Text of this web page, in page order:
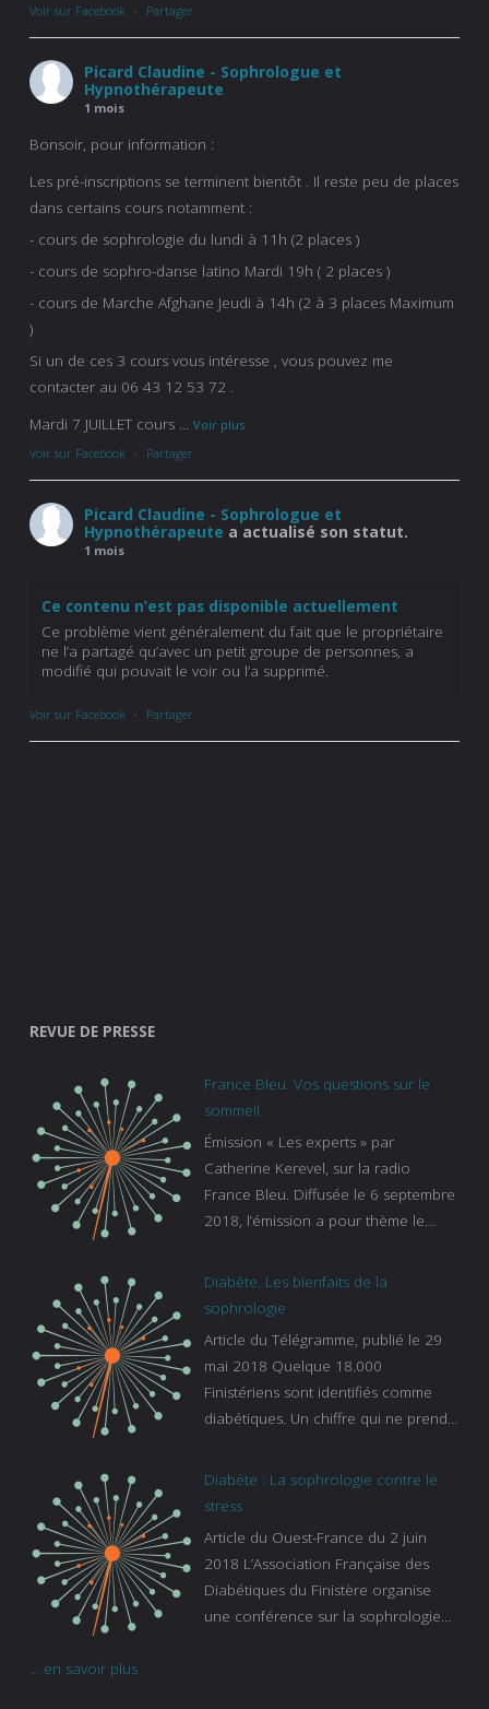
Voir sur Facebook · Partager
Picard Claudine - Sophrologue et
Hypnothérapeute
1 mois
Bonsoir, pour information :
Les pré-inscriptions se terminent bientôt . Il reste peu de places
dans certains cours notamment :
- cours de sophrologie du lundi à 11h (2 places )
- cours de sophro-danse latino Mardi 19h ( 2 places )
- cours de Marche Afghane Jeudi à 14h (2 à 3 places Maximum
)
Si un de ces 3 cours vous intéresse , vous pouvez me
contacter au 06 43 12 53 72 .
Mardi 7 JUILLET cours
Voir plus
Voir sur Facebook
· Partager
Picard Claudine - Sophrologue et
Hypnothérapeute a actualisé son statut.
1 mois
Ce contenu n’est pas disponible actuellement
Ce problème vient généralement du fait que le propriétaire
ne l’a partagé qu’avec un petit groupe de personnes, a
modifié qui pouvait le voir ou l’a supprimé.
Voir sur Facebook · Partager
REVUE DE PRESSE
France Bleu. Vos questions sur le
sommeil
Émission « Les experts » par
Catherine Kerevel, sur la radio
France Bleu. Diffusée le 6 septembre
2018, l’émission a pour thème le
bleu :
https://www.francebleu.fr/emissions/l
sur-le-sommeil
Diabète. Les bienfaits de la
sophrologie
Article du Télégramme, publié le 29
mai 2018 Quelque 18.000
Finistériens sont identifiés comme
diabétiques. Un chiffre qui ne prend
s’ignorent. « C’est une pathologie qui
continue à augmenter, souligne
de la Caisse primaire d’assurance-
maladie. C’est aussi une pathologie
qui peut être handicapante et coûte
cher quand on sait que 37 % des
Diabète : La sophrologie contre le
stress
Article du Ouest-France du 2 juin
2018 L’Association Française des
Diabétiques du Finistère organise
une conférence sur la sophrologie
... en savoir plus